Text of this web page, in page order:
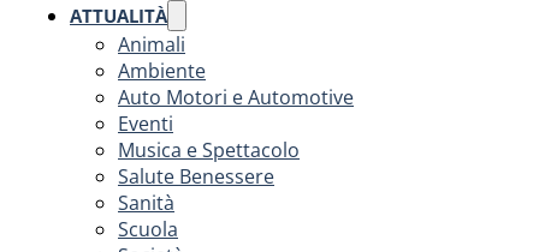
ATTUALITÀ
Animali
Ambiente
Auto Motori e Automotive
Eventi
Musica e Spettacolo
Salute Benessere
Sanità
Scuola